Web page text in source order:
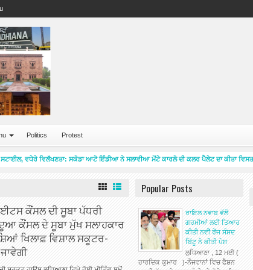
Politics Protest
ਵਧੇਰੇ ਵਿਲੱਖਣਤਾ: ਸਕੋਡਾ ਆਟੋ ਇੰਡੀਆ ਨੇ ਸਲਾਵੀਆ ਮੋਂਟੇ ਕਾਰਲੋ ਦੀ ਕਲਰ ਪੈਲੇਟ ਦਾ ਕੀਤਾ ਵਿਸਤਾਰ
ਕੌਂਸਲ ਦੀ ਸੂਬਾ ਪੱਧਰੀ
ਕੌਂਸਲ ਦੇ ਸੂਬਾ ਮੁੱਖ ਸਲਾਹਕਾਰ
ਖਿਲਾਫ਼ ਵਿਸ਼ਾਲ ਸਕੂਟਰ-
Popular Posts
ਰਾਇਲ ਨਵਾਬ ਵੱਲੋਂ
ਗਰਮੀਆਂ ਲਈ ਤਿਆਰ
ਕੀਤੀ ਨਵੀਂ ਰੇਂਜ ਸੰਸਦ
ਬਿੱਟੂ ਨੇ ਕੀਤੀ ਪੇਸ਼
ਲੁਧਿਆਣਾ , 12 ਮਈ (
ਹਾਰਦਿਕ ਕੁਮਾਰ )-ਨੌਜਵਾਨਾਂ ਵਿਚ ਫੈਸ਼ਨ